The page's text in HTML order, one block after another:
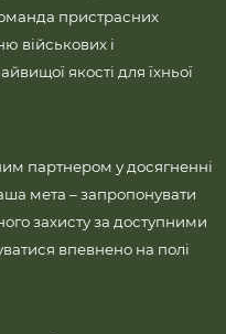
пристрасних
військових і
якості для їхньої
партнером у досягненні
мета – запропонувати
захисту за доступними
впевнено на полі